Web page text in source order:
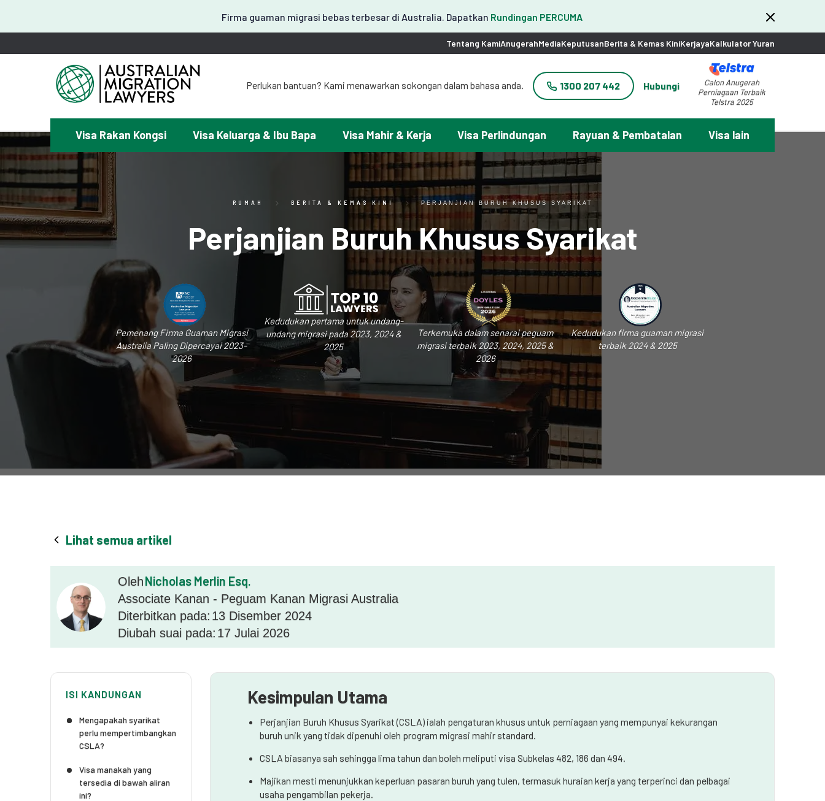
Firma guaman migrasi bebas terbesar di Australia. Dapatkan Rundingan PERCUMA
Tentang KamiAnugerahMediaKeputusanBerita & Kemas KiniKerjayaKalkulator Yuran
Perlukan bantuan? Kami menawarkan sokongan dalam bahasa anda.
¿Memerlukan ayuda con tu visa? Podemos ayudarte en español.
Tại đây chúng tôi có hỗ trợ tiếng Việt.
1300 207 442 Hubungi
Calon Anugerah
Perniagaan Terbaik
Telstra 2025
Visa Rakan Kongsi Visa Keluarga & Ibu Bapa Visa Mahir & Kerja Visa Perlindungan Rayuan & Pembatalan Visa lain
RUMAH BERITA & KEMAS KINI PERJANJIAN BURUH KHUSUS SYARIKAT
Perjanjian Buruh Khusus Syarikat
Pemenang Firma Guaman Migrasi
Australia Paling Dipercayai 2023-
2026
Kedudukan pertama untuk undang-
undang migrasi pada 2023, 2024 &
2025
Terkemuka dalam senarai peguam
migrasi terbaik 2023, 2024, 2025 &
2026
Kedudukan firma guaman migrasi
terbaik 2024 & 2025
Lihat semua artikel
OlehNicholas Merlin Esq.
Associate Kanan - Peguam Kanan Migrasi Australia
Diterbitkan pada: 13 Disember 2024
Diubah suai pada: 17 Julai 2026
ISI KANDUNGAN
Mengapakah syarikat
perlu mempertimbangkan
CSLA?
Visa manakah yang
tersedia di bawah aliran
ini?
Kesimpulan Utama
Perjanjian Buruh Khusus Syarikat (CSLA) ialah pengaturan khusus untuk perniagaan yang mempunyai kekurangan
buruh unik yang tidak dipenuhi oleh program migrasi mahir standard.
CSLA biasanya sah sehingga lima tahun dan boleh meliputi visa Subkelas 482, 186 dan 494.
Majikan mesti menunjukkan keperluan pasaran buruh yang tulen, termasuk huraian kerja yang terperinci dan pelbagai
usaha pengambilan pekerja.